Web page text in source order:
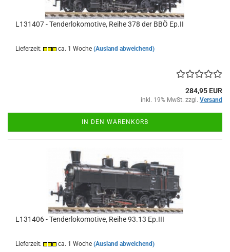
L131407 - Tenderlokomotive, Reihe 378 der BBÖ Ep.II
Lieferzeit: ca. 1 Woche (Ausland abweichend)
284,95 EUR
inkl. 19% MwSt. zzgl. Versand
IN DEN WARENKORB
L131406 - Tenderlokomotive, Reihe 93.13 Ep.III
Lieferzeit: ca. 1 Woche (Ausland abweichend)